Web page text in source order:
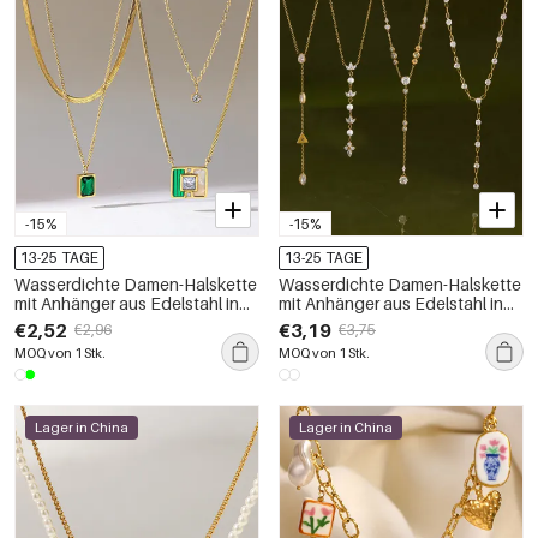
-15%
13-25 TAGE
Wasserdichte Damen-Halskette
mit Anhänger aus Edelstahl in
Goldfarbe und Zirkonia
€2,52 €2,96
MOQ von 1 Stk.
-15%
13-25 TAGE
Wasserdichte Damen-Halskette
mit Anhänger aus Edelstahl in
Goldfarbe und Zirkonia
€3,19 €3,75
MOQ von 1 Stk.
Lager in China Lager in China